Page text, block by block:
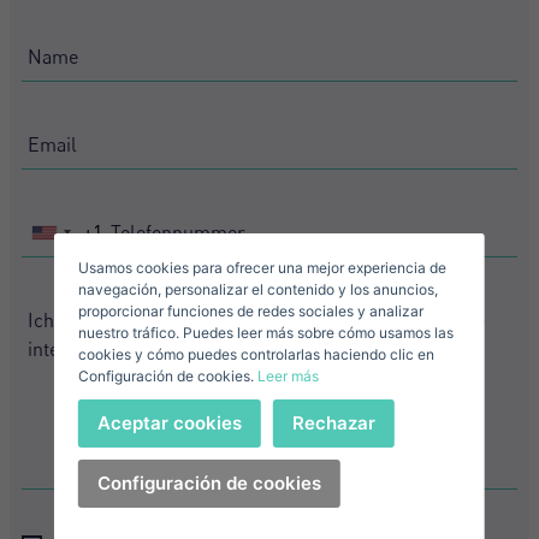
United
States
+1
Descargar Expose
Ich akzeptiere dieBedingungen und Konditionen zum
Datenschutz
Mich Anmelden
Anmelden
Haben Sie Ihr Passwort vergessen?
Nachname*
Email*
Telefonnummer*
United
States
+1
+1
Passwort**
United
States
+1
+1
Usamos cookies para ofrecer una mejor experiencia de
navegación, personalizar el contenido y los anuncios,
proporcionar funciones de redes sociales y analizar
nuestro tráfico. Puedes leer más sobre cómo usamos las
cookies y cómo puedes controlarlas haciendo clic en
Configuración de cookies. Leer más
Configuración de cookies
Aceptar cookies Rechazar